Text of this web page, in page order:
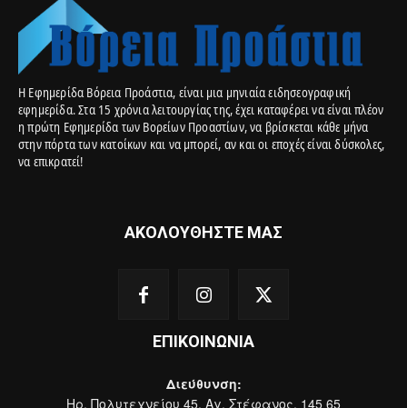
Η Εφημερίδα Βόρεια Προάστια, είναι μια μηνιαία ειδησεογραφική
εφημερίδα. Στα 15 χρόνια λειτουργίας της, έχει καταφέρει να είναι πλέον
η πρώτη Εφημερίδα των Βορείων Προαστίων, να βρίσκεται κάθε μήνα
στην πόρτα των κατοίκων και να μπορεί, αν και οι εποχές είναι δύσκολες,
να επικρατεί!
ΑΚΟΛΟΥΘΗΣΤΕ ΜΑΣ
ΕΠΙΚΟΙΝΩΝΙΑ
Διεύθυνση:
Ηρ. Πολυτεχνείου 45, Αγ. Στέφανος, 145 65